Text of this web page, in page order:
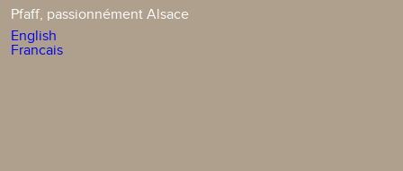
Pfaff, passionnément Alsace
English
Francais